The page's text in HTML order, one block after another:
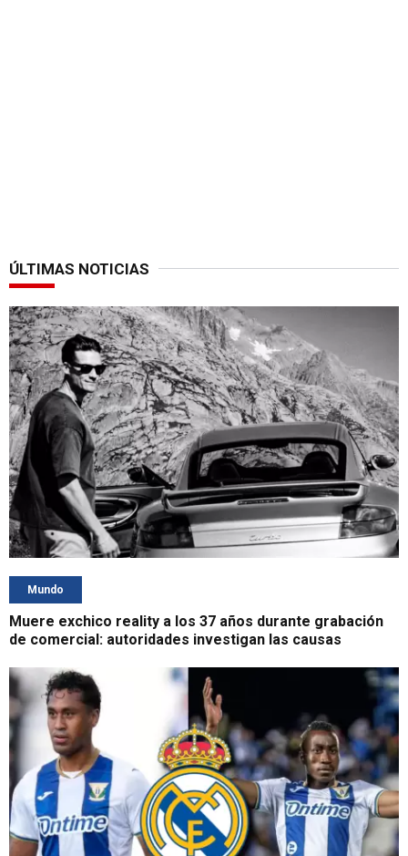
ÚLTIMAS NOTICIAS
Mundo
Muere exchico reality a los 37 años durante grabación
de comercial: autoridades investigan las causas